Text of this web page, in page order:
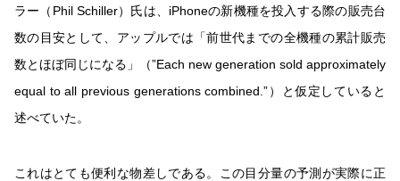
ラー（Phil Schiller）氏は、iPhoneの新機種を投入する際の販売台
数の目安として、アップルでは「前世代までの全機種の累計販売
数とほぼ同じになる」（”Each new generation sold approximately
equal to all previous generations combined.”）と仮定していると
述べていた。
これはとても便利な物差しである。この目分量の予測が実際に正